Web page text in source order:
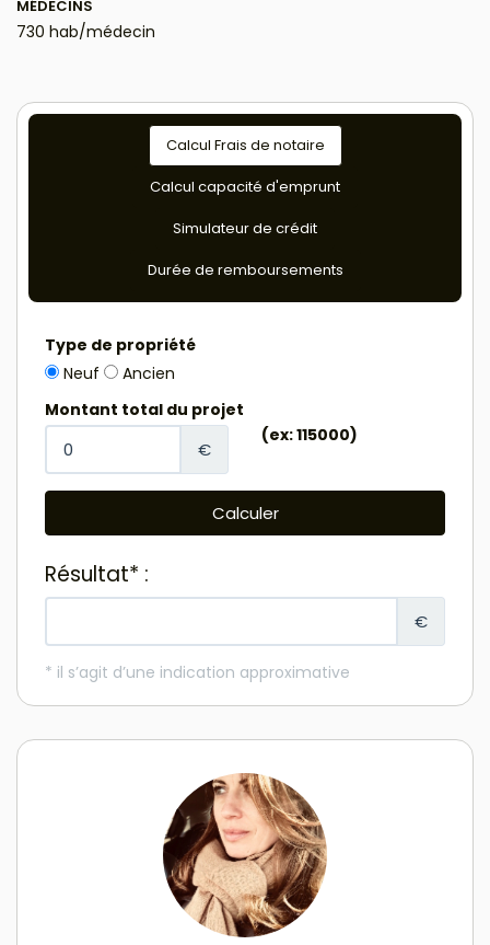
MÉDECINS
730 hab/médecin
Calcul Frais de notaire
Calcul capacité d'emprunt
Simulateur de crédit
Durée de remboursements